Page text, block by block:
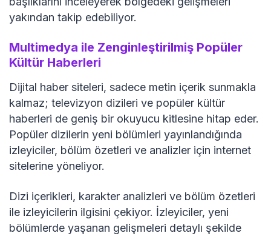
yakından takip edebiliyor.
Multimedya ile Zenginleştirilmiş Popüler
Kültür Haberleri
Dijital haber siteleri, sadece metin içerik sunmakla
kalmaz; televizyon dizileri ve popüler kültür
haberleri de geniş bir okuyucu kitlesine hitap eder.
Popüler dizilerin yeni bölümleri yayınlandığında
izleyiciler, bölüm özetleri ve analizler için internet
sitelerine yöneliyor.
Dizi içerikleri, karakter analizleri ve bölüm özetleri
ile izleyicilerin ilgisini çekiyor. İzleyiciler, yeni
bölümlerde yaşanan gelişmeleri detaylı şekilde